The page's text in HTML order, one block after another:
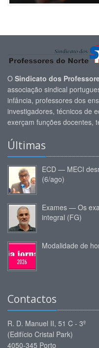
O Sindicato dos
associação sindical
infância, professores dos
investigadores, técnicos de
exerçam funções docentes,
Últimas
ECD — MECI
(6/ago)
Exames — Os
integral (FG)
Modalidade de
Contactos
R. D. Manuel II, 51 C - 3º
(Edifício Cristal Park)
4050-345 Porto